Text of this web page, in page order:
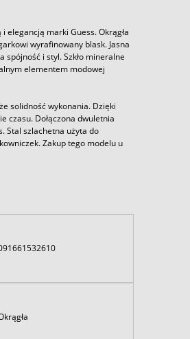
elegancją marki Guess. Okrągła
wyrafinowany blask. Jasna
i styl. Szkło mineralne
elementem modowej
solidność wykonania. Dzięki
czasu. Dołączona dwuletnia
Stal szlachetna użyta do
Zakup tego modelu u